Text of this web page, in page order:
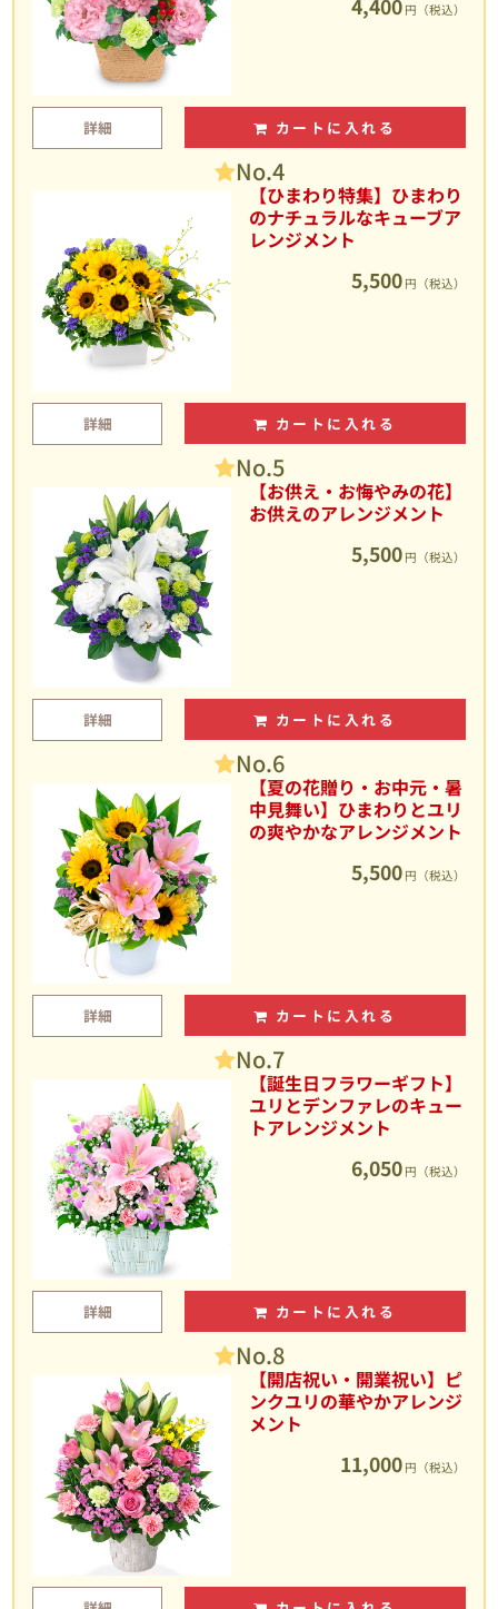
4,400 円（税込）
詳細 カートに入れる
No.4
【ひまわり特集】ひまわり
のナチュラルなキューブア
レンジメント
5,500 円（税込）
詳細 カートに入れる
No.5
【お供え・お悔やみの花】
お供えのアレンジメント
5,500 円（税込）
詳細 カートに入れる
No.6
【夏の花贈り・お中元・暑
中見舞い】ひまわりとユリ
の爽やかなアレンジメント
5,500 円（税込）
詳細 カートに入れる
No.7
【誕生日フラワーギフト】
ユリとデンファレのキュー
トアレンジメント
6,050 円（税込）
詳細 カートに入れる
No.8
【開店祝い・開業祝い】ピ
ンクユリの華やかアレンジ
メント
11,000 円（税込）